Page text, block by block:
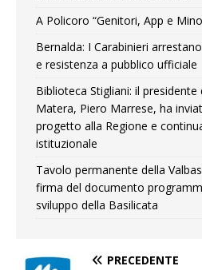
A Policoro “Genitori, App e
Bernalda: I Carabinieri
e resistenza a pubblico ufficiale
Biblioteca Stigliani: il presidente
Matera, Piero Marrese, ha
progetto alla Regione e
istituzionale
Tavolo permanente della
firma del documento
sviluppo della Basilicata
PRECEDENTE